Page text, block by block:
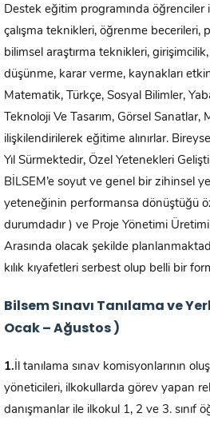
Destek eğitim programında öğrenciler
çalışma teknikleri, öğrenme becerileri,
bilimsel araştırma teknikleri,
düşünme, karar verme, kaynakları
Matematik, Türkçe, Sosyal Bilimler,
Teknoloji Ve Tasarım, Görsel
ilişkilendirilerek eğitime alınırlar.
Yıl Sürmektedir, Özel Yetenekleri
BİLSEM’e soyut ve genel bir zihinsel
yeteneğinin performansa dönüştüğü
durumdadır ) ve Proje Yönetimi
Arasında olacak şekilde
kılık kıyafetleri serbest olup belli bir
Bilsem Sınavı Tanılama ve
Ocak – Ağustos )
1.İl tanılama sınav komisyonlarının
yöneticileri, ilkokullarda görev yapan
danışmanlar ile ilkokul 1, 2 ve 3. sınıf